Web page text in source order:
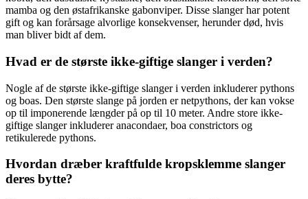
mamba og den østafrikanske gabonviper. Disse slanger har potent
gift og kan forårsage alvorlige konsekvenser, herunder død, hvis
man bliver bidt af dem.
Hvad er de største ikke-giftige slanger i verden?
Nogle af de største ikke-giftige slanger i verden inkluderer pythons
og boas. Den største slange på jorden er netpythons, der kan vokse
op til imponerende længder på op til 10 meter. Andre store ikke-
giftige slanger inkluderer anacondaer, boa constrictors og
retikulerede pythons.
Hvordan dræber kraftfulde kropsklemme slanger
deres bytte?